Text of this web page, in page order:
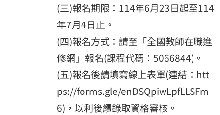
(三)報名期限：114年6月23日起至114
年7月4日止。
(四)報名方式：請至「全國教師在職進
修網」報名(課程代碼：5066844)。
(五)報名後請填寫線上表單(連結：htt
ps://forms.gle/enDSQpiwLpfLLSFm
6)，以利後續錄取資格審核。